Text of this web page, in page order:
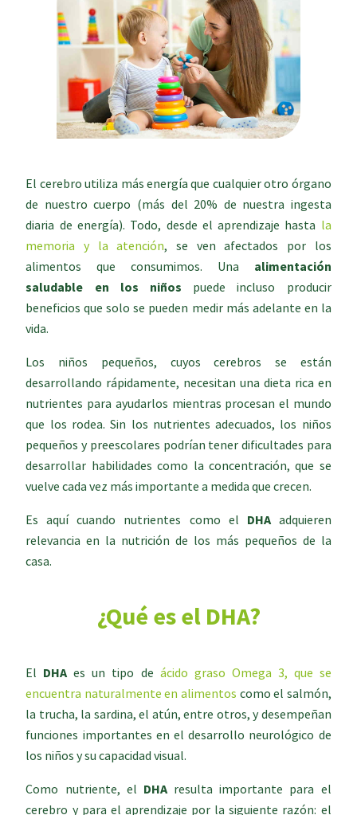
El cerebro utiliza más energía que cualquier otro órgano
de nuestro cuerpo (más del 20% de nuestra ingesta
diaria de energía). Todo, desde el aprendizaje hasta la
memoria y la atención, se ven afectados por los
alimentos que consumimos. Una alimentación
saludable en los niños puede incluso producir
beneficios que solo se pueden medir más adelante en la
vida.
Los niños pequeños, cuyos cerebros se están
desarrollando rápidamente, necesitan una dieta rica en
nutrientes para ayudarlos mientras procesan el mundo
que los rodea. Sin los nutrientes adecuados, los niños
pequeños y preescolares podrían tener dificultades para
desarrollar habilidades como la concentración, que se
vuelve cada vez más importante a medida que crecen.
Es aquí cuando nutrientes como el DHAadquieren
relevancia en la nutrición de los más pequeños de la
casa.
¿Qué es el DHA?
El DHAes un tipo de ácido graso Omega 3, que se
encuentra naturalmente en alimentos como el salmón,
la trucha, la sardina, el atún, entre otros, y desempeñan
funciones importantes en el desarrollo neurológico de
los niños y su capacidad visual.
Como nutriente, el DHAresulta importante para el
cerebro y para el aprendizaje por la siguiente razón: el